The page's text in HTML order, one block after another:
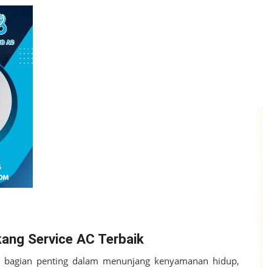
Service AC Terbaik
penting dalam menunjang kenyamanan hidup,